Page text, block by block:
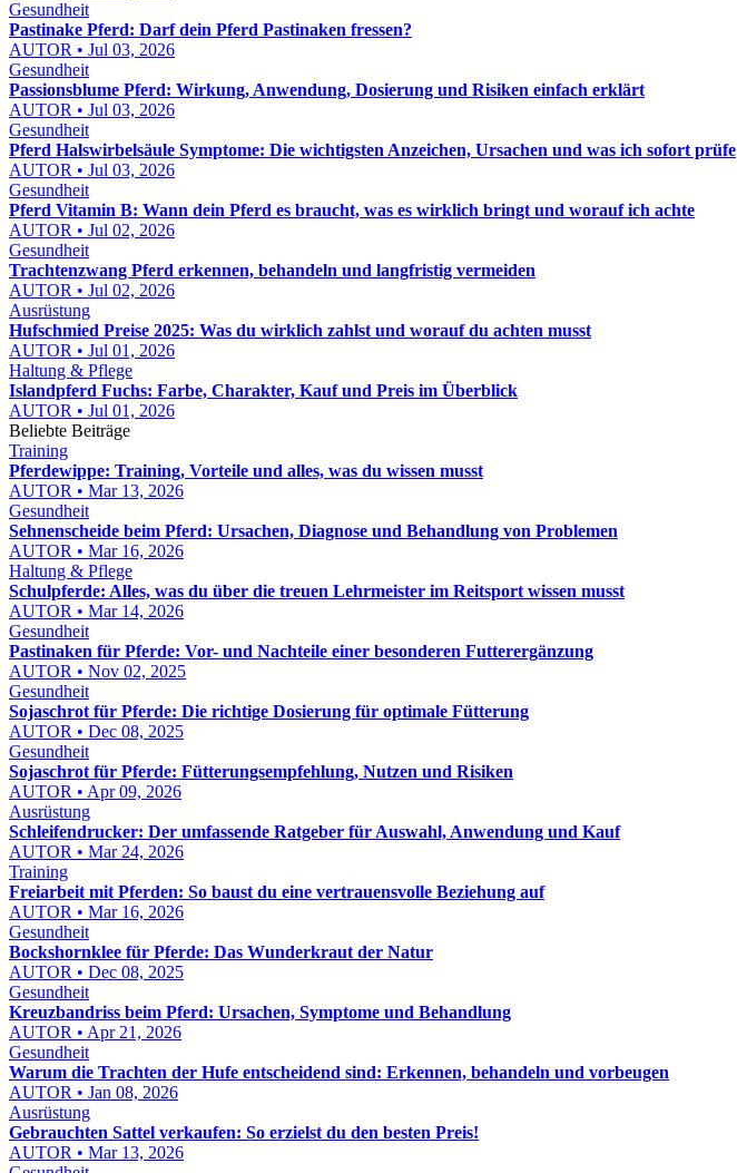
Gesundheit
Pastinake Pferd: Darf dein Pferd Pastinaken fressen?
AUTOR • Jul 03, 2026
Gesundheit
Passionsblume Pferd: Wirkung, Anwendung, Dosierung und Risiken einfach erklärt
AUTOR • Jul 03, 2026
Gesundheit
Pferd Halswirbelsäule Symptome: Die wichtigsten Anzeichen, Ursachen und was ich sofort prüfe
AUTOR • Jul 03, 2026
Gesundheit
Pferd Vitamin B: Wann dein Pferd es braucht, was es wirklich bringt und worauf ich achte
AUTOR • Jul 02, 2026
Gesundheit
Trachtenzwang Pferd erkennen, behandeln und langfristig vermeiden
AUTOR • Jul 02, 2026
Ausrüstung
Hufschmied Preise 2025: Was du wirklich zahlst und worauf du achten musst
AUTOR • Jul 01, 2026
Haltung & Pflege
Islandpferd Fuchs: Farbe, Charakter, Kauf und Preis im Überblick
AUTOR • Jul 01, 2026
Beliebte Beiträge
Training
Pferdewippe: Training, Vorteile und alles, was du wissen musst
AUTOR • Mar 13, 2026
Gesundheit
Sehnenscheide beim Pferd: Ursachen, Diagnose und Behandlung von Problemen
AUTOR • Mar 16, 2026
Haltung & Pflege
Schulpferde: Alles, was du über die treuen Lehrmeister im Reitsport wissen musst
AUTOR • Mar 14, 2026
Gesundheit
Pastinaken für Pferde: Vor- und Nachteile einer besonderen Futterergänzung
AUTOR • Nov 02, 2025
Gesundheit
Sojaschrot für Pferde: Die richtige Dosierung für optimale Fütterung
AUTOR • Dec 08, 2025
Gesundheit
Sojaschrot für Pferde: Fütterungsempfehlung, Nutzen und Risiken
AUTOR • Apr 09, 2026
Ausrüstung
Schleifendrucker: Der umfassende Ratgeber für Auswahl, Anwendung und Kauf
AUTOR • Mar 24, 2026
Training
Freiarbeit mit Pferden: So baust du eine vertrauensvolle Beziehung auf
AUTOR • Mar 16, 2026
Gesundheit
Bockshornklee für Pferde: Das Wunderkraut der Natur
AUTOR • Dec 08, 2025
Gesundheit
Kreuzbandriss beim Pferd: Ursachen, Symptome und Behandlung
AUTOR • Apr 21, 2026
Gesundheit
Warum die Trachten der Hufe entscheidend sind: Erkennen, behandeln und vorbeugen
AUTOR • Jan 08, 2026
Ausrüstung
Gebrauchten Sattel verkaufen: So erzielst du den besten Preis!
AUTOR • Mar 13, 2026